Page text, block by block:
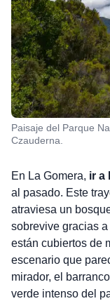
Paisaje del Parque
Czauderna.
En La Gomera, ir a
al pasado. Este
atraviesa un
sobrevive gracias
están cubiertos de
escenario que
mirador, el
verde intenso del